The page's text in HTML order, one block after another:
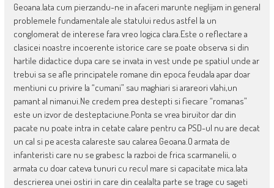
Geoana.Iata cum pierzandu-ne in afaceri marunte neglijam in general
problemele fundamentale ale statului redus astfel la un
conglomerat de interese fara vreo logica clara.Este o reflectare a
clasicei noastre incoerente istorice care se poate observa si din
hartile didactice dupa care se invata in vest unde pe spatiul unde ar
trebui sa se afle principatele romane din epoca feudala apar doar
mentiuni cu privire la “cumani” sau maghiari si arareori vlahi,un
pamant al nimanui.Ne credem prea destepti si fiecare “romanas”
este un izvor de desteptaciune.Ponta se vrea biruitor dar din
pacate nu poate intra in cetate calare pentru ca PSD-ul nu are decat
un cal si pe acesta calareste sau calarea Geoana.O armata de
infanteristi care nu se grabesc la razboi de frica scarmanelii, o
armata cu doar cateva tunuri cu recul mare si capacitate mica.Iata
descrierea unei ostiri in care din cealalta parte se trage cu sageti